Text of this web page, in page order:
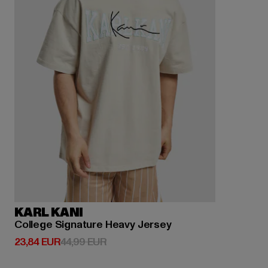
KARL KANI
College Signature Heavy Jersey
23,84 EUR
Derzeitiger Preis: 23,84 EUR
44,99 EURAktionspreis: 44,99 EUR